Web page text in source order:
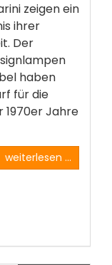
zeigen ein
ihrer
Der
haben
für die
1970er Jahre
weiterlesen ...